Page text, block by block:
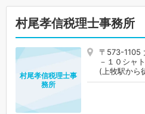
村尾孝信税理士事務所
〒573-1105
－１０シャ
(上牧駅から
村尾孝信税理士事
務所